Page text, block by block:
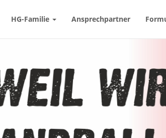
HG-Familie Ansprechpartner